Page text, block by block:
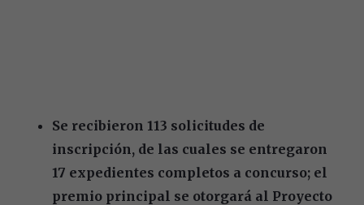
Se recibieron 113 solicitudes de
inscripción, de las cuales se entregaron
17 expedientes completos a concurso; el
premio principal se otorgará al Proyecto